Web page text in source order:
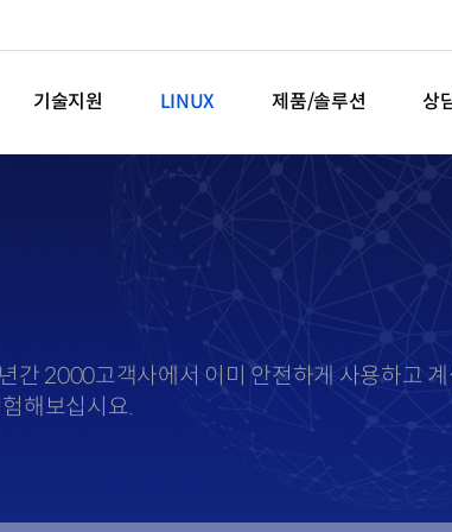
기술지원 LINUX 제품/솔루션 상
2000고객사에서 이미 안전하게 사용하고 계
해보십시요.